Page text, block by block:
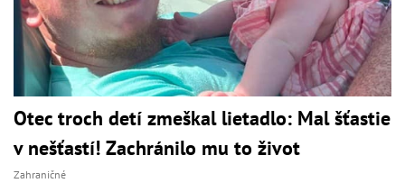
Otec troch detí zmeškal lietadlo: Mal šťastie
v nešťastí! Zachránilo mu to život
Zahraničné